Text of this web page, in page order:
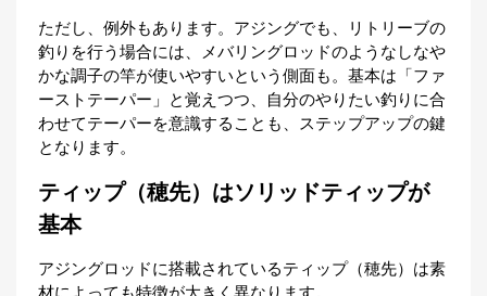
ただし、例外もあります。アジングでも、リトリーブの
釣りを行う場合には、メバリングロッドのようなしなや
かな調子の竿が使いやすいという側面も。基本は「ファ
ーストテーパー」と覚えつつ、自分のやりたい釣りに合
わせてテーパーを意識することも、ステップアップの鍵
となります。
ティップ（穂先）はソリッドティップが
基本
アジングロッドに搭載されているティップ（穂先）は素